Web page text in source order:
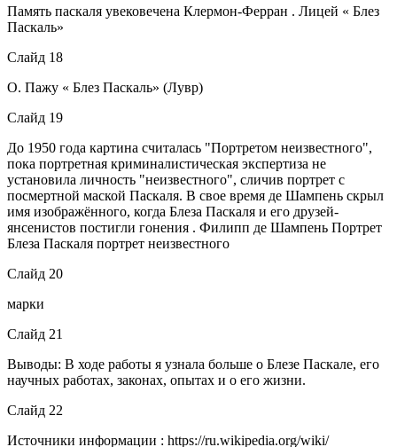
Память паскаля увековечена Клермон-Ферран . Лицей « Блез
Паскаль»
Слайд 18
О. Пажу « Блез Паскаль» (Лувр)
Слайд 19
До 1950 года картина считалась "Портретом неизвестного",
пока портретная криминалистическая экспертиза не
установила личность "неизвестного", сличив портрет с
посмертной маской Паскаля. В свое время де Шампень скрыл
имя изображённого, когда Блеза Паскаля и его друзей-
янсенистов постигли гонения . Филипп де Шампень Портрет
Блеза Паскаля портрет неизвестного
Слайд 20
марки
Слайд 21
Выводы: В ходе работы я узнала больше о Блезе Паскале, его
научных работах, законах, опытах и о его жизни.
Слайд 22
Источники информации : https://ru.wikipedia.org/wiki/